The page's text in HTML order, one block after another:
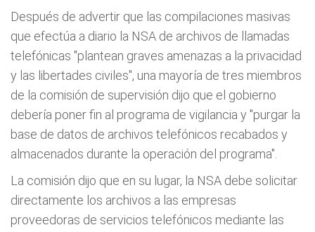
Después de advertir que las compilaciones masivas
que efectúa a diario la NSA de archivos de llamadas
telefónicas "plantean graves amenazas a la privacidad
y las libertades civiles", una mayoría de tres miembros
de la comisión de supervisión dijo que el gobierno
debería poner fin al programa de vigilancia y "purgar la
base de datos de archivos telefónicos recabados y
almacenados durante la operación del programa".
La comisión dijo que en su lugar, la NSA debe solicitar
directamente los archivos a las empresas
proveedoras de servicios telefónicos mediante las